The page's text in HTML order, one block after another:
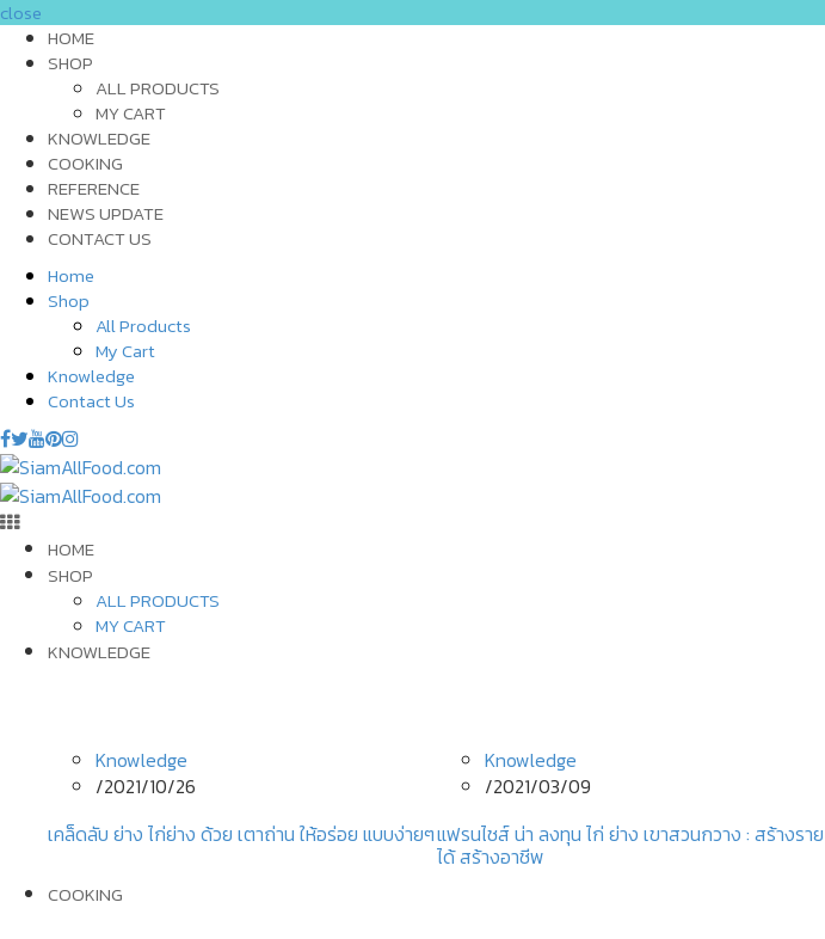
close
HOME
SHOP
ALL PRODUCTS
MY CART
KNOWLEDGE
COOKING
REFERENCE
NEWS UPDATE
CONTACT US
Home
Shop
All Products
My Cart
Knowledge
Contact Us
HOME
SHOP
ALL PRODUCTS
MY CART
KNOWLEDGE
Knowledge
/2021/10/26
เคล็ดลับ ย่าง ไก่ย่าง ด้วย เตาถ่าน ให้อร่อย แบบง่ายๆ
Knowledge
/2021/03/09
แฟรนไชส์ น่า ลงทุน ไก่ ย่าง เขาสวนกวาง : สร้างราย
ได้ สร้างอาชีพ
COOKING